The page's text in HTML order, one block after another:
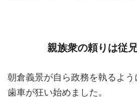
親族衆の頼りは従
朝倉義景が自ら政務を執るよ
歯車が狂い始めました。